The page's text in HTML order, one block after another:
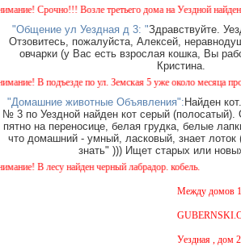
Срочно!!! Возле третьего дома на Уездной найдена
"Общение ул Уездная д 3: "Здравствуйте.
Отзовитесь, пожалуйста, Алексей,
овчарки (у Вас есть взрослая кошка, Вы
Кристина.
В подъезде по ул. Земская 5 уже около месяца
"Домашние животные Объявления": Найден
№ 3 по Уездной найден кот серый
пятно на переносице, белая грудка, белые
что домашний - умный, ласковый, знает лоток
знать" ))) Ищет старых или
В лесу найден черный лабрадор. кобель.
Между домов 13
Уездная , дом 2